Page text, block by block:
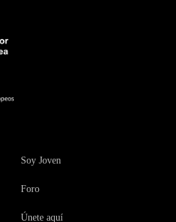
Soy Joven
Foro
Únete aquí